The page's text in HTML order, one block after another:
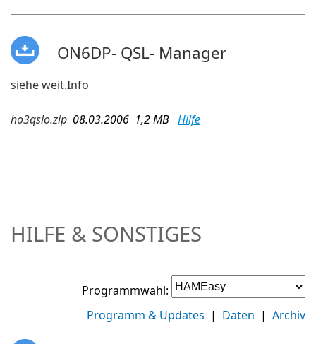
ON6DP- QSL- Manager
siehe weit.Info
ho3qslo.zip 08.03.2006 1,2 MB Hilfe
HILFE & SONSTIGES
Programmwahl:
Programm & Updates | Daten | Archiv